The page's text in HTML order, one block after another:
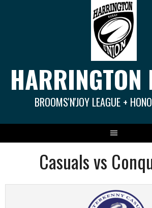
HARRINGTON
BROOMS'N'JOY LEAGUE +
Casuals vs